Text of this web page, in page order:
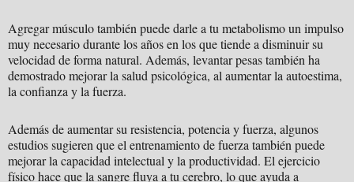
Agregar músculo también puede darle a tu metabolismo un impulso
muy necesario durante los años en los que tiende a disminuir su
velocidad de forma natural. Además, levantar pesas también ha
demostrado mejorar la salud psicológica, al aumentar la autoestima,
la confianza y la fuerza.
Además de aumentar su resistencia, potencia y fuerza, algunos
estudios sugieren que el entrenamiento de fuerza también puede
mejorar la capacidad intelectual y la productividad. El ejercicio
físico hace que la sangre fluya a tu cerebro, lo que ayuda a